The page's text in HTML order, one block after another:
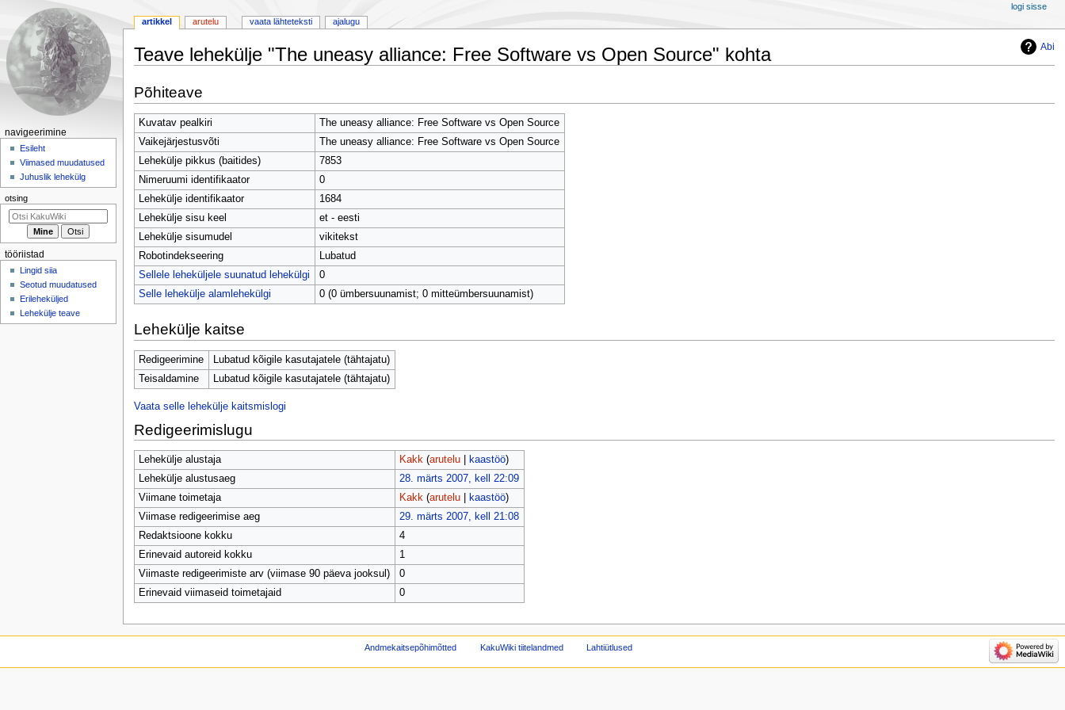
Abi
Teave lehekülje "The uneasy alliance: Free Software vs Open Source" kohta
navigeerimisribale
otsikasti
Põhiteave
Kuvatav pealkiri
The uneasy alliance: Free Software vs Open Source
Vaikejärjestusvõti
The uneasy alliance: Free Software vs Open Source
Lehekülje pikkus (baitides)
7853
Nimeruumi identifikaator
0
Lehekülje identifikaator
1684
Lehekülje sisu keel
et - eesti
Lehekülje sisumudel
vikitekst
Robotindekseering
Lubatud
Sellele leheküljele suunatud lehekülgi
0
Selle lehekülje alamlehekülgi
0 (0 ümbersuunamist; 0 mitteümbersuunamist)
Lehekülje kaitse
Redigeerimine
Lubatud kõigile kasutajatele (tähtajatu)
Teisaldamine
Lubatud kõigile kasutajatele (tähtajatu)
Vaata selle lehekülje kaitsmislogi
Redigeerimislugu
Lehekülje alustaja Kakk (arutelu| kaastöö)
Lehekülje alustusaeg
28. märts 2007, kell 22:09
Viimane toimetaja
Kakk (arutelu| kaastöö)
Viimase redigeerimise aeg
29. märts 2007, kell 21:08
Redaktsioone kokku
4
Erinevaid autoreid kokku
1
Viimaste redigeerimiste arv (viimase 90 päeva jooksul)
0
Erinevaid viimaseid toimetajaid
0
Navigeerimismenüü
artikkel arutelu vaata lähteteksti ajalugu
logi sisse
navigeerimine
Esileht
Viimased muudatused
Juhuslik lehekülg
otsing
tööriistad
Lingid siia
Seotud muudatused
Erileheküljed
Lehekülje teave
Andmekaitsepõhimõtted KakuWiki tiitelandmed Lahtiütlused